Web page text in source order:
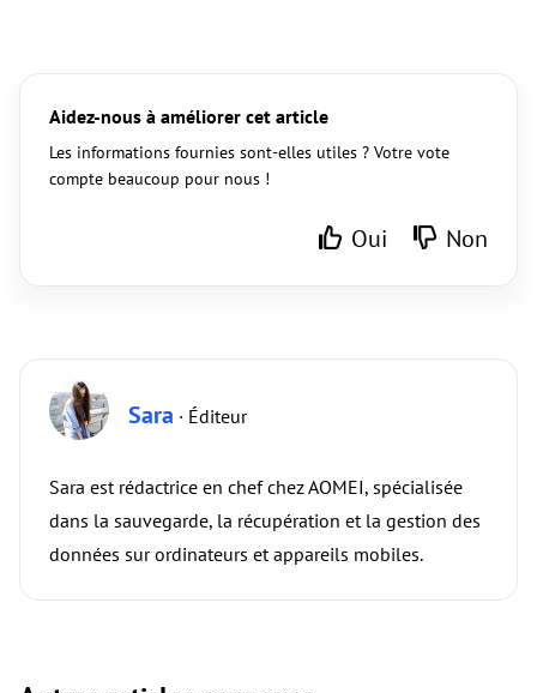
Aidez-nous à améliorer cet article
Les informations fournies sont-elles utiles ? Votre vote
compte beaucoup pour nous !
Oui Non
Sara · Éditeur
Sara est rédactrice en chef chez AOMEI, spécialisée
dans la sauvegarde, la récupération et la gestion des
données sur ordinateurs et appareils mobiles.